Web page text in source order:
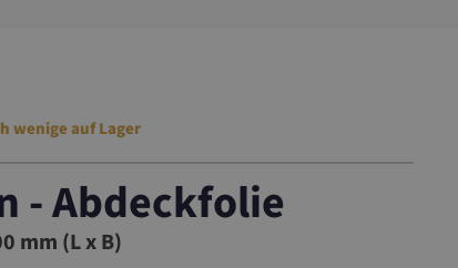
wenige auf Lager
- Abdeckfolie
mm (L x B)